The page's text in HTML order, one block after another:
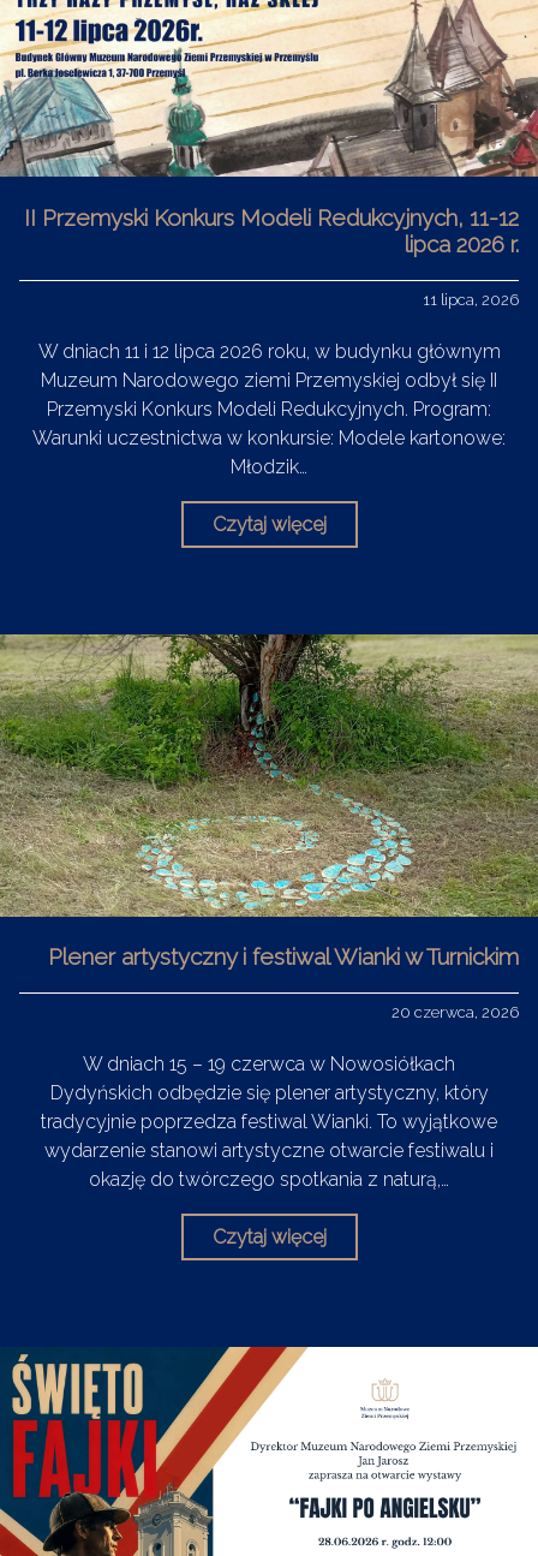
II Przemyski Konkurs Modeli Redukcyjnych, 11-12
lipca 2026 r.
11 lipca, 2026
W dniach 11 i 12 lipca 2026 roku, w budynku głównym
Muzeum Narodowego ziemi Przemyskiej odbył się II
Przemyski Konkurs Modeli Redukcyjnych. Program:
Warunki uczestnictwa w konkursie: Modele kartonowe:
Młodzik…
Czytaj więcej
Plener artystyczny i festiwal Wianki w Turnickim
20 czerwca, 2026
W dniach 15 – 19 czerwca w Nowosiółkach
Dydyńskich odbędzie się plener artystyczny, który
tradycyjnie poprzedza festiwal Wianki. To wyjątkowe
wydarzenie stanowi artystyczne otwarcie festiwalu i
okazję do twórczego spotkania z naturą,…
Czytaj więcej